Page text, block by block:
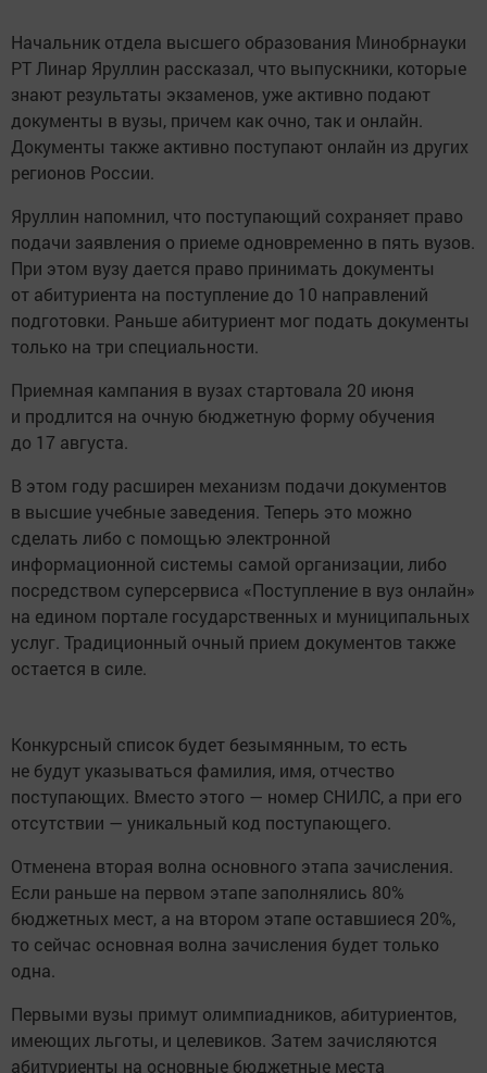
Начальник отдела высшего образования Минобрнауки
РТ Линар Яруллин рассказал, что выпускники, которые
знают результаты экзаменов, уже активно подают
документы в вузы, причем как очно, так и онлайн.
Документы также активно поступают онлайн из других
регионов России.
Яруллин напомнил, что поступающий сохраняет право
подачи заявления о приеме одновременно в пять вузов.
При этом вузу дается право принимать документы
от абитуриента на поступление до 10 направлений
подготовки. Раньше абитуриент мог подать документы
только на три специальности.
Приемная кампания в вузах стартовала 20 июня
и продлится на очную бюджетную форму обучения
до 17 августа.
В этом году расширен механизм подачи документов
в высшие учебные заведения. Теперь это можно
сделать либо с помощью электронной
информационной системы самой организации, либо
посредством суперсервиса «Поступление в вуз онлайн»
на едином портале государственных и муниципальных
услуг. Традиционный очный прием документов также
остается в силе.
Конкурсный список будет безымянным, то есть
не будут указываться фамилия, имя, отчество
поступающих. Вместо этого — номер СНИЛС, а при его
отсутствии — уникальный код поступающего.
Отменена вторая волна основного этапа зачисления.
Если раньше на первом этапе заполнялись 80%
бюджетных мест, а на втором этапе оставшиеся 20%,
то сейчас основная волна зачисления будет только
одна.
Первыми вузы примут олимпиадников, абитуриентов,
имеющих льготы, и целевиков. Затем зачисляются
абитуриенты на основные бюджетные места